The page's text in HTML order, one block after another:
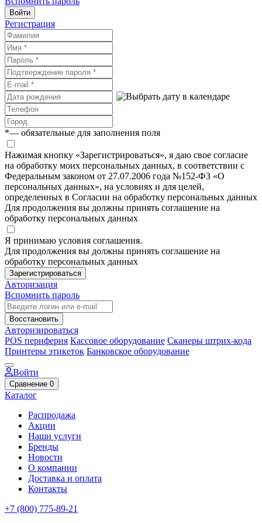
Войти
Регистрация
*— обязательные для заполнения поля
Нажимая кнопку «Зарегистрироваться», я даю свое согласие
на обработку моих персональных данных, в соответствии с
Федеральным законом от 27.07.2006 года №152-ФЗ «О
персональных данных», на условиях и для целей,
определенных в Согласии на обработку персональных данных
Для продолжения вы должны принять соглашение на
обработку персональных данных
Я принимаю условия соглашения.
Для продолжения вы должны принять соглашение на
обработку персональных данных
Зарегистрироваться
Авторизация
Вспомнить пароль
Восстановить
Авторизироваться
POS периферия Кассовое оборудование Сканеры штрих-кода
Принтеры этикеток Банковское оборудование
Войти
Сравнение 0
Каталог
Распродажа
Акции
Наши услуги
Бренды
Новости
О компании
Доставка и оплата
Контакты
+7 (800) 775-89-21